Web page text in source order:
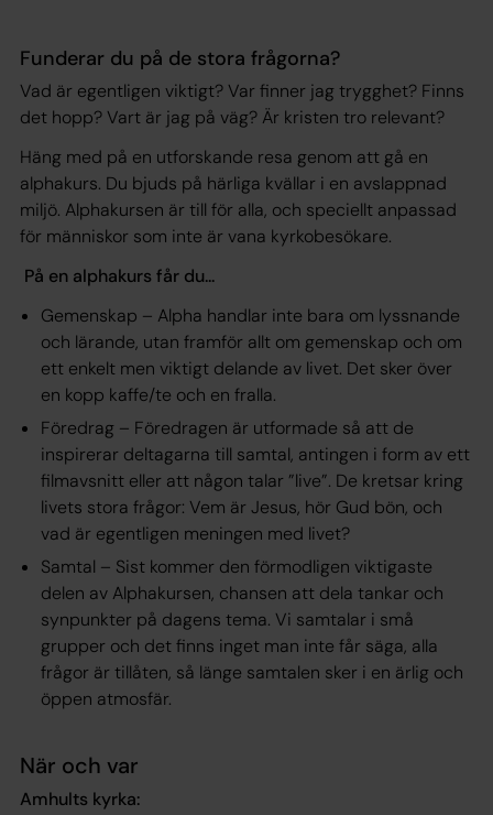
Funderar du på de stora frågorna?
Vad är egentligen viktigt? Var finner jag trygghet? Finns
det hopp? Vart är jag på väg? Är kristen tro relevant?
Häng med på en utforskande resa genom att gå en
alphakurs. Du bjuds på härliga kvällar i en avslappnad
miljö. Alphakursen är till för alla, och speciellt anpassad
för människor som inte är vana kyrkobesökare.
På en alphakurs får du...
Gemenskap – Alpha handlar inte bara om lyssnande
och lärande, utan framför allt om gemenskap och om
ett enkelt men viktigt delande av livet. Det sker över
en kopp kaffe/te och en fralla.
Föredrag – Föredragen är utformade så att de
inspirerar deltagarna till samtal, antingen i form av ett
filmavsnitt eller att någon talar ”live”. De kretsar kring
livets stora frågor: Vem är Jesus, hör Gud bön, och
vad är egentligen meningen med livet?
Samtal – Sist kommer den förmodligen viktigaste
delen av Alphakursen, chansen att dela tankar och
synpunkter på dagens tema. Vi samtalar i små
grupper och det finns inget man inte får säga, alla
frågor är tillåten, så länge samtalen sker i en ärlig och
öppen atmosfär.
När och var
Amhults kyrka: